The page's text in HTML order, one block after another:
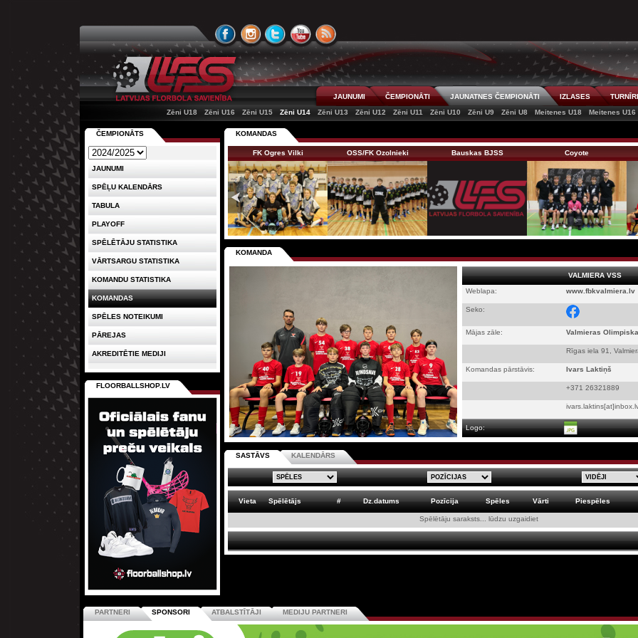
JAUNUMI ČEMPIONĀTI JAUNATNES ČEMPIONĀTI IZLASES TURNĪRI
Zēni U18
Zēni U16 Zēni U15 Zēni U14 Zēni U13 Zēni U12 Zēni U11 Zēni U10 Zēni U9 Zēni U8 Meitenes U18 Meitenes U16
KOMANDAS
FK Ogres Vilki OSS/FK Ozolnieki Bauskas BJSS Coyote
KOMANDA
VALMIERA VSS
Weblapa:
www.fbkvalmiera.lv
Seko:
Mājas zāle: Valmieras
Rīgas iela 91,
Komandas pārstāvis: Ivars Laktiņš
+371 26321889
Logo:
SASTĀVS KALENDĀRS
Vieta Spēlētājs # Dz.datums Pozīcija Spēles Vārti Piespēles
Spēlētāju saraksts... lūdzu uzgaidiet
ČEMPIONĀTS
JAUNUMI
SPĒĻU KALENDĀRS
TABULA
PLAYOFF
SPĒLĒTĀJU STATISTIKA
VĀRTSARGU STATISTIKA
KOMANDU STATISTIKA
KOMANDAS
SPĒLES NOTEIKUMI
PĀREJAS
AKREDITĒTIE MEDIJI
FLOORBALLSHOP.LV
PARTNERI SPONSORI ATBALSTĪTĀJI MEDIJU PARTNERI